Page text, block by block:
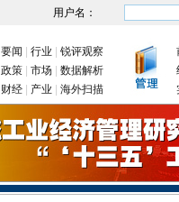
用户名：
要闻 行业
锐评观察
政策
市场
数据解析
财经
产业 海外扫描